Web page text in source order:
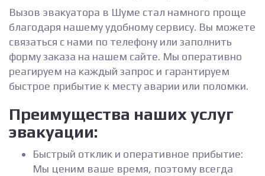
Вызов эвакуатора в Шуме стал намного проще
благодаря нашему удобному сервису. Вы можете
связаться с нами по телефону или заполнить
форму заказа на нашем сайте. Мы оперативно
реагируем на каждый запрос и гарантируем
быстрое прибытие к месту аварии или поломки.
Преимущества наших услуг
эвакуации:
Быстрый отклик и оперативное прибытие:
Мы ценим ваше время, поэтому всегда